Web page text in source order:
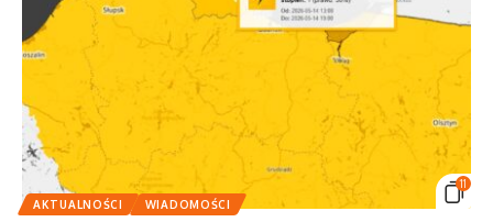
11
AKTUALNOŚCI
WIADOMOŚCI